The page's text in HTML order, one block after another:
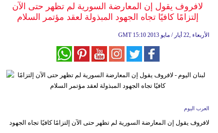
وموسيقى
ديكور
لافروف يقول إن المعارضة السورية لم تظهر حتى الآن
إلتزامًا كافيًا تجاه الجهود المبذولة لعقد مؤتمر السلام
GMT 15:10 2013 الأربعاء ,22 أيار / مايو
العرب اليوم
لافروف يقول إن المعارضة السورية لم تظهر حتى الآن إلتزامًا كافيًا تجاه الجهود